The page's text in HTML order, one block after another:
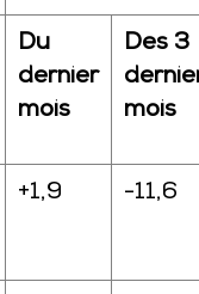
Du
dernier
mois
Des 3
mois
+1,9 -11,6